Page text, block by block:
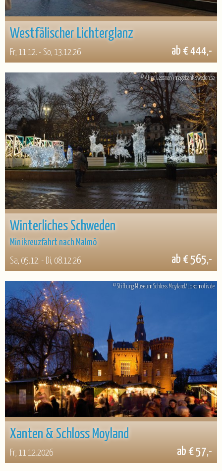
Westfälischer Lichterglanz
Fr, 11.12. - So, 13.12.26 ab € 444,-
© Aline Lessner/imagebank.sweden.se
Winterliches Schweden
Minikreuzfahrt nach Malmö
Sa, 05.12. - Di, 08.12.26 ab € 565,-
© Stiftung Museum Schloss Moyland/Lokomotiv.de
Xanten & Schloss Moyland
Fr, 11.12.2026 ab € 57,-